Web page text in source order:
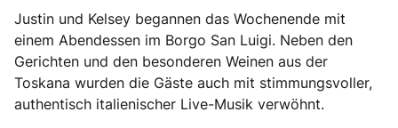
Justin und Kelsey begannen das Wochenende mit
einem Abendessen im Borgo San Luigi. Neben den
Gerichten und den besonderen Weinen aus der
Toskana wurden die Gäste auch mit stimmungsvoller,
authentisch italienischer Live-Musik verwöhnt.